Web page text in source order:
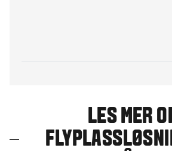
LES MER